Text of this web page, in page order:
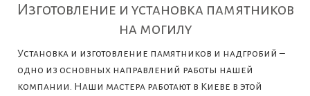
Изготовление и установка памятников
на могилу
Установка и изготовление памятников и надгробий –
одно из основных направлений работы нашей
компании. Наши мастера работают в Киеве в этой